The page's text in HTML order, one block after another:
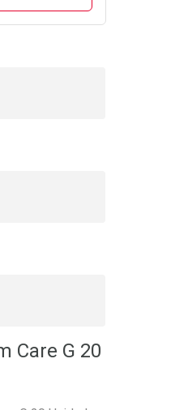
Care G 20